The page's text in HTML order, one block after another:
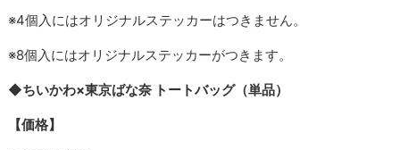
※4個入にはオリジナルステッカーはつきません。
※8個入にはオリジナルステッカーがつきます。
◆ちいかわ×東京ばな奈 トートバッグ（単品）
【価格】